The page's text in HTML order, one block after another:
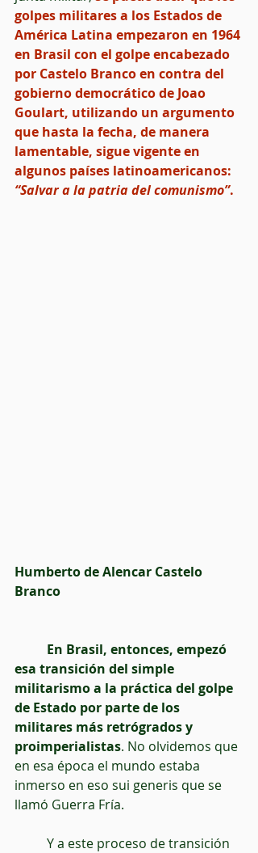
golpes militares a los Estados de
América Latina empezaron en 1964
en Brasil con el golpe encabezado
por Castelo Branco en contra del
gobierno democrático de Joao
Goulart, utilizando un argumento
que hasta la fecha, de manera
lamentable, sigue vigente en
algunos países latinoamericanos:
“Salvar a la patria del comunismo”.
Humberto de Alencar Castelo
Branco
esa transición del simple
militarismo a la práctica del golpe
de Estado por parte de los
militares más retrógrados y
proimperialistas. No olvidemos que
en esa época el mundo estaba
inmerso en eso sui generis que se
llamó Guerra Fría.